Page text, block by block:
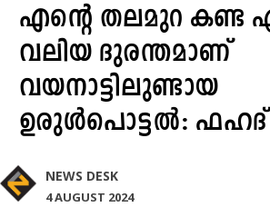
എന്റെ തലമുറ കണ്ട
വലിയ ദുരന്തമാണ്
വയനാട്ടിലുണ്ടായ
ഉരുൾപൊട്ടൽ:
NEWS DESK
4 AUGUST 2024